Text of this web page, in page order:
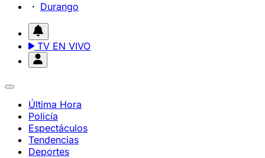
Durango
TV EN VIVO
Última Hora
Policía
Espectáculos
Tendencias
Deportes